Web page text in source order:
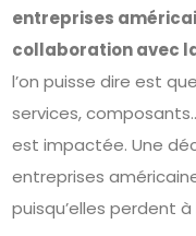
entreprises
collaboration avec
l’on puisse dire est
services,
est impactée. Une
entreprises
puisqu’elles perdent